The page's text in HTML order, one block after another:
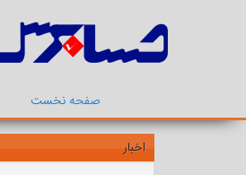
صفحه نخست
اخبار